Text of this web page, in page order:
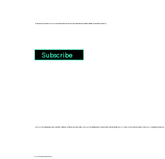
Subscribe to the SWAPA newsletter to receive latest informations and exclusive offers.
Subscribe
SWAPA è un marchio registrato, tutti i diritti sono riservati. SWAPA è un marchio distribuito in esclusiva da FILANTE Motors srl con sede a Pero, Via Isaac Newton 9.
P.IVA 11173950962